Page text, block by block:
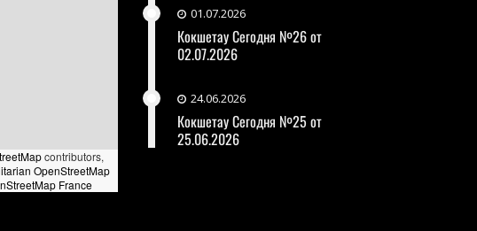
contributors,
OpenStreetMap
France
01.07.2026
Кокшетау Сегодня №26 от
02.07.2026
24.06.2026
Кокшетау Сегодня №25 от
25.06.2026